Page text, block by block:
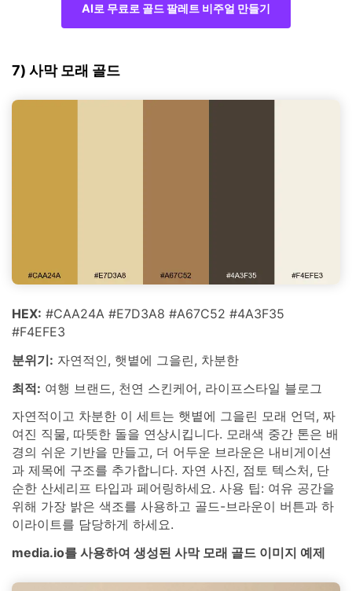
AI로 무료로 골드 팔레트 비주얼 만들기
7) 사막 모래 골드
HEX: #CAA24A #E7D3A8 #A67C52 #4A3F35
#F4EFE3
분위기: 자연적인, 햇볕에 그을린, 차분한
최적: 여행 브랜드, 천연 스킨케어, 라이프스타일 블로그
자연적이고 차분한 이 세트는 햇볕에 그을린 모래 언덕, 짜
여진 직물, 따뜻한 돌을 연상시킵니다. 모래색 중간 톤은 배
경의 쉬운 기반을 만들고, 더 어두운 브라운은 내비게이션
과 제목에 구조를 추가합니다. 자연 사진, 점토 텍스처, 단
순한 산세리프 타입과 페어링하세요. 사용 팁: 여유 공간을
위해 가장 밝은 색조를 사용하고 골드-브라운이 버튼과 하
이라이트를 담당하게 하세요.
media.io를 사용하여 생성된 사막 모래 골드 이미지 예제